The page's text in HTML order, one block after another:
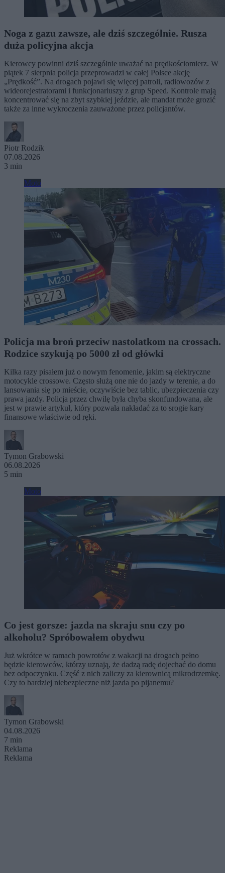
Noga z gazu zawsze, ale dziś szczególnie. Rusza
duża policyjna akcja
Kierowcy powinni dziś szczególnie uważać na prędkościomierz. W
piątek 7 sierpnia policja przeprowadzi w całej Polsce akcję
„Prędkość”. Na drogach pojawi się więcej patroli, radiowozów z
wideorejestratorami i funkcjonariuszy z grup Speed. Kontrole mają
koncentrować się na zbyt szybkiej jeździe, ale mandat może grozić
także za inne wykroczenia zauważone przez policjantów.
Piotr Rodzik
07.08.2026
3 min
Moto
Policja ma broń przeciw nastolatkom na crossach.
Rodzice szykują po 5000 zł od główki
Kilka razy pisałem już o nowym fenomenie, jakim są elektryczne
motocykle crossowe. Często służą one nie do jazdy w terenie, a do
lansowania się po mieście, oczywiście bez tablic, ubezpieczenia czy
prawa jazdy. Policja przez chwilę była chyba skonfundowana, ale
jest w prawie artykuł, który pozwala nakładać za to srogie kary
finansowe właściwie od ręki.
Tymon Grabowski
06.08.2026
5 min
Moto
Co jest gorsze: jazda na skraju snu czy po
alkoholu? Spróbowałem obydwu
Już wkrótce w ramach powrotów z wakacji na drogach pełno
będzie kierowców, którzy uznają, że dadzą radę dojechać do domu
bez odpoczynku. Część z nich zaliczy za kierownicą mikrodrzemkę.
Czy to bardziej niebezpieczne niż jazda po pijanemu?
Tymon Grabowski
04.08.2026
7 min
Reklama
Reklama